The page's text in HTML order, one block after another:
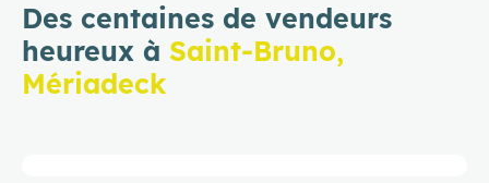
Des centaines de vendeurs
heureux à Saint-Bruno,
Mériadeck